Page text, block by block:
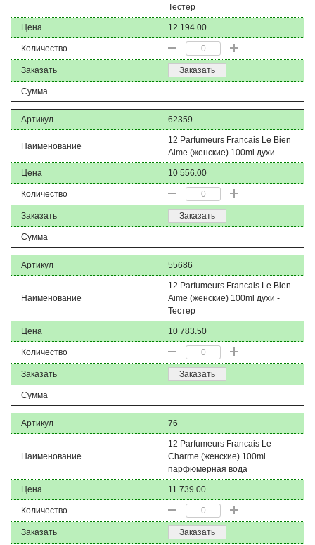
Тестер
Цена 12 194.00
Количество
Заказать Заказать
Сумма
Артикул 62359
Наименование
12 Parfumeurs Francais Le Bien
Aime (женские) 100ml духи
Цена 10 556.00
Количество
Заказать Заказать
Сумма
Артикул 55686
Наименование
12 Parfumeurs Francais Le Bien
Aime (женские) 100ml духи -
Тестер
Цена 10 783.50
Количество
Заказать Заказать
Сумма
Артикул 76
Наименование
12 Parfumeurs Francais Le
Charme (женские) 100ml
парфюмерная вода
Цена 11 739.00
Количество
Заказать Заказать